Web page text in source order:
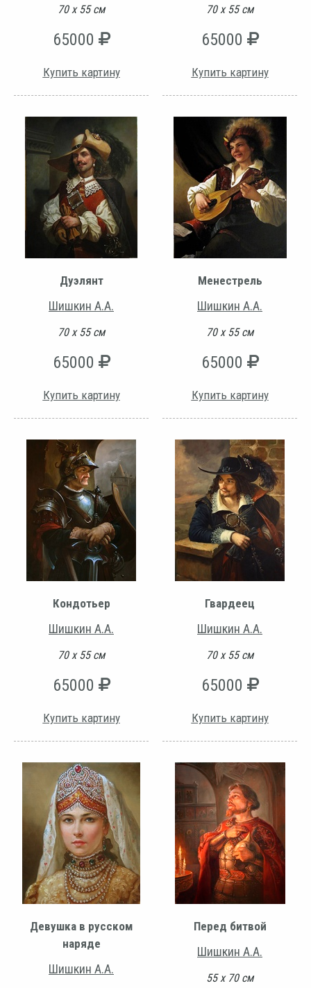
70 х 55 см
65000
Купить картину
70 х 55 см
65000
Купить картину
Дуэлянт
Шишкин А.А.
70 х 55 см
65000
Купить картину
Менестрель
Шишкин А.А.
70 х 55 см
65000
Купить картину
Кондотьер
Шишкин А.А.
70 х 55 см
65000
Купить картину
Гвардеец
Шишкин А.А.
70 х 55 см
65000
Купить картину
Девушка в русском
наряде
Шишкин А.А.
Перед битвой
Шишкин А.А.
55 х 70 см